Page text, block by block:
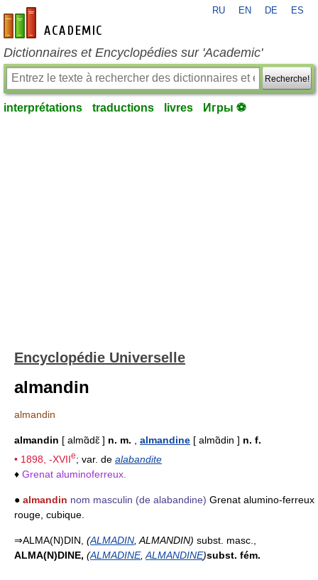
fr-academic.com
RU EN DE ES
Dictionnaires et Encyclopédies sur 'Academic'
Recherche!
interprétations traductions livres Игры ⚽
Encyclopédie Universelle
almandin
almandin
almandin [ almɑ̃dɛ̃ ] n. m. almandine [ almɑ̃din ] n. f.
• 1898, -XVIIe; var. de alabandite
♦ Grenat aluminoferreux.
● almandin nom masculin (de alabandine) Grenat alumino-ferreux
rouge, cubique.
⇒ALMA(N)DIN, (ALMADIN , ALMANDIN) subst. masc.,
ALMA(N)DINE, (ALMADINE, ALMANDINE)subst. fém.